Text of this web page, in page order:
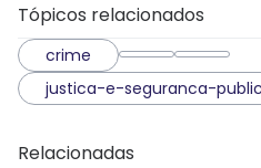
Tópicos relacionados
crime
justica-e-seguranca-
Relacionadas